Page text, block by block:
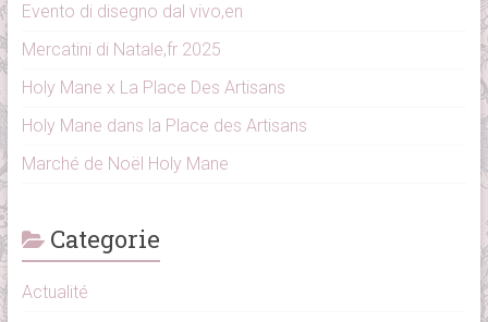
Evento di disegno dal vivo,en
Mercatini di Natale,fr 2025
Holy Mane x La Place Des Artisans
Holy Mane dans la Place des Artisans
Marché de Noël Holy Mane
Categorie
Actualité